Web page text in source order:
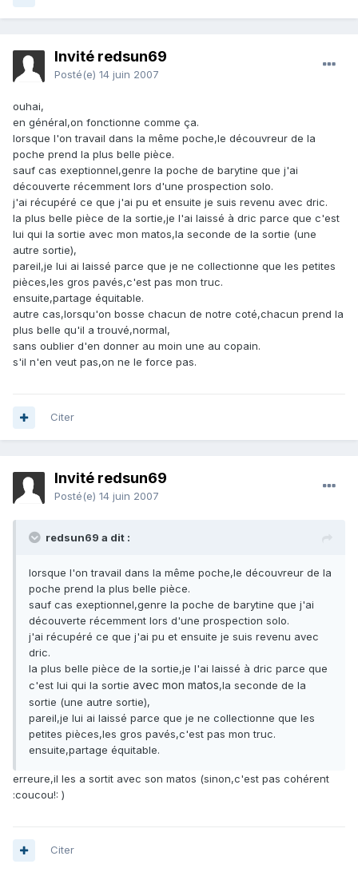
Invité redsun69
Posté(e) 14 juin 2007
ouhai,
en général,on fonctionne comme ça.
lorsque l'on travail dans la même poche,le découvreur de la
poche prend la plus belle pièce.
sauf cas exeptionnel,genre la poche de barytine que j'ai
découverte récemment lors d'une prospection solo.
j'ai récupéré ce que j'ai pu et ensuite je suis revenu avec dric.
la plus belle pièce de la sortie,je l'ai laissé à dric parce que c'est
lui qui la sortie avec mon matos,la seconde de la sortie (une
autre sortie),
pareil,je lui ai laissé parce que je ne collectionne que les petites
pièces,les gros pavés,c'est pas mon truc.
ensuite,partage équitable.
autre cas,lorsqu'on bosse chacun de notre coté,chacun prend la
plus belle qu'il a trouvé,normal,
sans oublier d'en donner au moin une au copain.
s'il n'en veut pas,on ne le force pas.
Citer
Invité redsun69
Posté(e) 14 juin 2007
redsun69 a dit :
lorsque l'on travail dans la même poche,le découvreur de la
poche prend la plus belle pièce.
sauf cas exeptionnel,genre la poche de barytine que j'ai
découverte récemment lors d'une prospection solo.
j'ai récupéré ce que j'ai pu et ensuite je suis revenu avec
dric.
la plus belle pièce de la sortie,je l'ai laissé à dric parce que
c'est lui qui la sortie avec mon matos,la seconde de la
sortie (une autre sortie),
pareil,je lui ai laissé parce que je ne collectionne que les
petites pièces,les gros pavés,c'est pas mon truc.
ensuite,partage équitable.
erreure,il les a sortit avec son matos (sinon,c'est pas cohérent
:coucou!: )
Citer